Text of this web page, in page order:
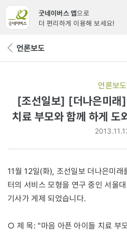
굿네이버스 앱으로
더 편리하게 이용해 보세요!
뒤 언론보도
언론보도
[조선일보] [더나은미래
치료 부모와 함께 하게
11월 12일(화), 조선일보 더나은미래
터의 서비스 모형을 연구 중인 서울
기사가 게제 되었습니다.
○ 제 목: "마음 아픈 아이들 치료 부